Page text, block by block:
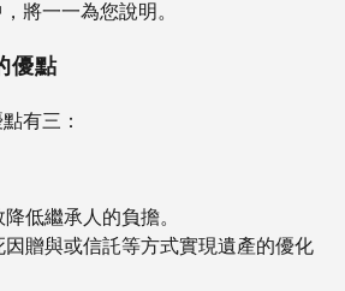
將一一為您說明。
優點
有三：
低繼承人的負擔。
贈與或信託等方式實現遺產的優化